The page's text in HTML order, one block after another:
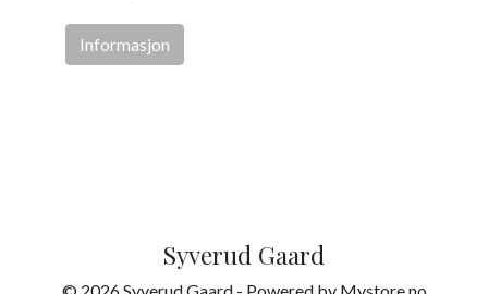
Informasjon
Syverud Gaard